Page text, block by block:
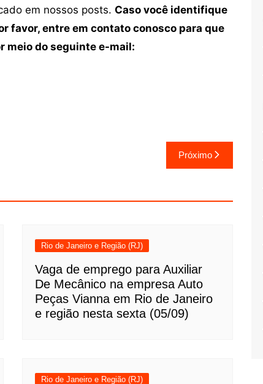
em nossos posts. Caso você identifique
favor, entre em contato conosco para que
meio do seguinte e-mail:
Próximo
Rio de Janeiro e Região (RJ)
Vaga de emprego para Auxiliar
De Mecânico na empresa Auto
Peças Vianna em Rio de Janeiro
e região nesta sexta (05/09)
Rio de Janeiro e Região (RJ)